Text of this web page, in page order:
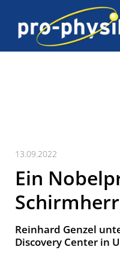
13.09.2022
Ein
Schirmherr
Reinhard Genzel
Discovery Center in